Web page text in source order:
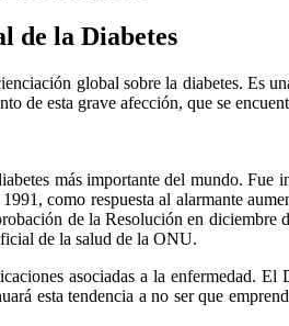
de la Diabetes
global sobre la diabetes. Es
de esta grave afección, que se
más importante del mundo. Fue
como respuesta al alarmante
de la Resolución en diciembre
de la salud de la ONU.
asociadas a la enfermedad.
esta tendencia a no ser que